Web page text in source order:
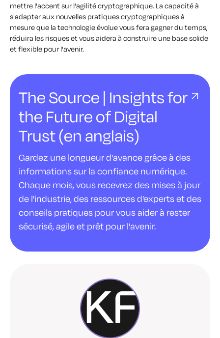
mettre l'accent sur l'agilité cryptographique. La capacité à
s'adapter aux nouvelles pratiques cryptographiques à
mesure que la technologie évolue vous fera gagner du temps,
réduira les risques et vous aidera à construire une base solide
et flexible pour l'avenir.
The Source | Insights for
the Future of Digital
Trust (en anglais)
Gardez une longueur d'avance grâce à des
informations sur la confiance numérique.
Chaque mois, vous recevrez des mises à jour
de l'industrie, des ressources d'experts et des
conseils pratiques pour vous aider à rester
sécurisé, agile et prêt pour l'avenir.